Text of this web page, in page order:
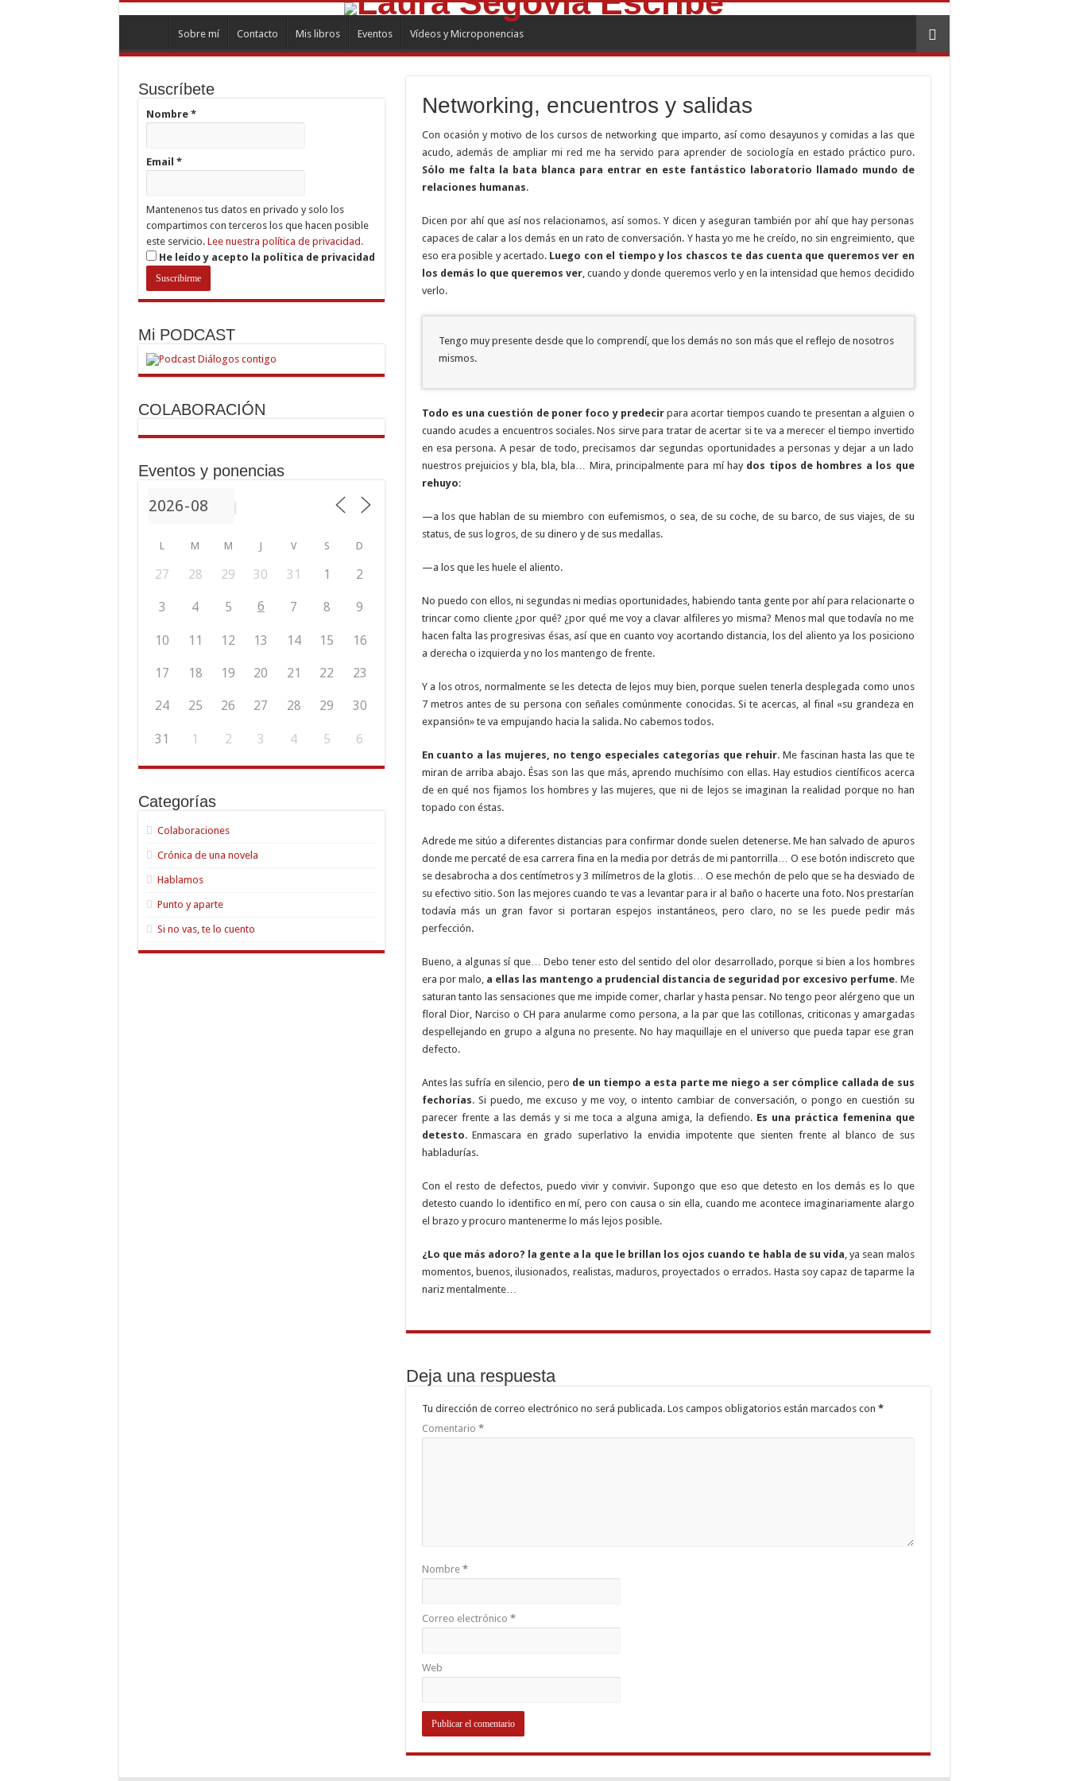
Sobre mí Contacto Mis libros Eventos Vídeos y Microponencias
Networking, encuentros y salidas
Con ocasión y motivo de los cursos de networking que imparto, así como desayunos y comidas a las que
acudo, además de ampliar mi red me ha servido para aprender de sociología en estado práctico puro.
Sólo me falta la bata blanca para entrar en este fantástico laboratorio llamado mundo de
relaciones humanas.
Dicen por ahí que así nos relacionamos, así somos. Y dicen y aseguran también por ahí que hay personas
capaces de calar a los demás en un rato de conversación. Y hasta yo me he creído, no sin engreimiento, que
eso era posible y acertado. Luego con el tiempo y los chascos te das cuenta que queremos ver en
los demás lo que queremos ver , cuando y donde queremos verlo y en la intensidad que hemos decidido
verlo.
Tengo muy presente desde que lo comprendí, que los demás no son más que el reflejo de nosotros
mismos.
Todo es una cuestión de poner foco y predecirpara acortar tiempos cuando te presentan a alguien o
cuando acudes a encuentros sociales. Nos sirve para tratar de acertar si te va a merecer el tiempo invertido
en esa persona. A pesar de todo, precisamos dar segundas oportunidades a personas y dejar a un lado
nuestros prejuicios y bla, bla, bla… Mira, principalmente para mí hay dos tipos de hombres a los que
rehuyo:
—a los que hablan de su miembro con eufemismos, o sea, de su coche, de su barco, de sus viajes, de su
status, de sus logros, de su dinero y de sus medallas.
—a los que les huele el aliento.
No puedo con ellos, ni segundas ni medias oportunidades, habiendo tanta gente por ahí para relacionarte o
trincar como cliente ¿por qué? ¿por qué me voy a clavar alfileres yo misma? Menos mal que todavía no me
hacen falta las progresivas ésas, así que en cuanto voy acortando distancia, los del aliento ya los posiciono
a derecha o izquierda y no los mantengo de frente.
Y a los otros, normalmente se les detecta de lejos muy bien, porque suelen tenerla desplegada como unos
7 metros antes de su persona con señales comúnmente conocidas. Si te acercas, al final «su grandeza en
expansión» te va empujando hacia la salida. No cabemos todos.
En cuanto a las mujeres, no tengo especiales categorías que rehuir. Me fascinan hasta las que te
miran de arriba abajo. Ésas son las que más, aprendo muchísimo con ellas. Hay estudios científicos acerca
de en qué nos fijamos los hombres y las mujeres, que ni de lejos se imaginan la realidad porque no han
topado con éstas.
Adrede me sitúo a diferentes distancias para confirmar donde suelen detenerse. Me han salvado de apuros
donde me percaté de esa carrera fina en la media por detrás de mi pantorrilla… O ese botón indiscreto que
se desabrocha a dos centímetros y 3 milímetros de la glotis… O ese mechón de pelo que se ha desviado de
su efectivo sitio. Son las mejores cuando te vas a levantar para ir al baño o hacerte una foto. Nos prestarían
todavía más un gran favor si portaran espejos instantáneos, pero claro, no se les puede pedir más
perfección.
Bueno, a algunas sí que… Debo tener esto del sentido del olor desarrollado, porque si bien a los hombres
era por malo, a ellas las mantengo a prudencial distancia de seguridad por excesivo perfume. Me
saturan tanto las sensaciones que me impide comer, charlar y hasta pensar. No tengo peor alérgeno que un
floral Dior, Narciso o CH para anularme como persona, a la par que las cotillonas, criticonas y amargadas
despellejando en grupo a alguna no presente. No hay maquillaje en el universo que pueda tapar ese gran
defecto.
Antes las sufría en silencio, pero de un tiempo a esta parte me niego a ser cómplice callada de sus
fechorías. Si puedo, me excuso y me voy, o intento cambiar de conversación, o pongo en cuestión su
parecer frente a las demás y si me toca a alguna amiga, la defiendo. Es una práctica femenina que
detesto. Enmascara en grado superlativo la envidia impotente que sienten frente al blanco de sus
habladurías.
Con el resto de defectos, puedo vivir y convivir. Supongo que eso que detesto en los demás es lo que
detesto cuando lo identifico en mí, pero con causa o sin ella, cuando me acontece imaginariamente alargo
el brazo y procuro mantenerme lo más lejos posible.
¿Lo que más adoro? la gente a la que le brillan los ojos cuando te habla de su vida , ya sean malos
momentos, buenos, ilusionados, realistas, maduros, proyectados o errados. Hasta soy capaz de taparme la
nariz mentalmente…
Deja una respuesta
Tu dirección de correo electrónico no será publicada. Los campos obligatorios están marcados con *
Comentario *
Nombre *
Correo electrónico *
Web
Suscríbete
Nombre *
Email *
Mantenenos tus datos en privado y solo los
compartimos con terceros los que hacen posible
este servicio. Lee nuestra política de privacidad.
He leído y acepto la política de privacidad
Mi PODCAST
COLABORACIÓN
Eventos y ponencias
L M M J V S D
27 28 29 30 31 1 2
3 4 5 6 7 8 9
10 11 12 13 14 15 16
17 18 19 20 21 22 23
24 25 26 27 28 29 30
31 1 2 3 4 5 6
Categorías
Colaboraciones
Crónica de una novela
Hablamos
Punto y aparte
Si no vas, te lo cuento